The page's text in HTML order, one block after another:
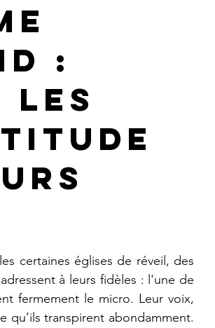
:
les
à leurs fidèles : l'une de
fermement le micro. Leur voix,
qu’ils transpirent abondamment.